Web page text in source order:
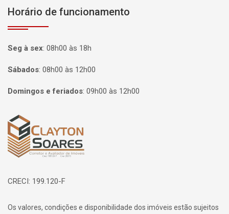
Horário de funcionamento
Seg à sex: 08h00 às 18h
Sábados: 08h00 às 12h00
Domingos e feriados: 09h00 às 12h00
Página inicial
CRECI: 199.120-F
Os valores, condições e disponibilidade dos imóveis estão sujeitos